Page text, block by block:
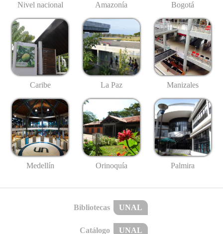
Nivel nacional Amazonía Bogotá
Caribe La Paz Manizales
Medellín Orinoquía Palmira
Bibliotecas UNAL
Catálogo UNAL